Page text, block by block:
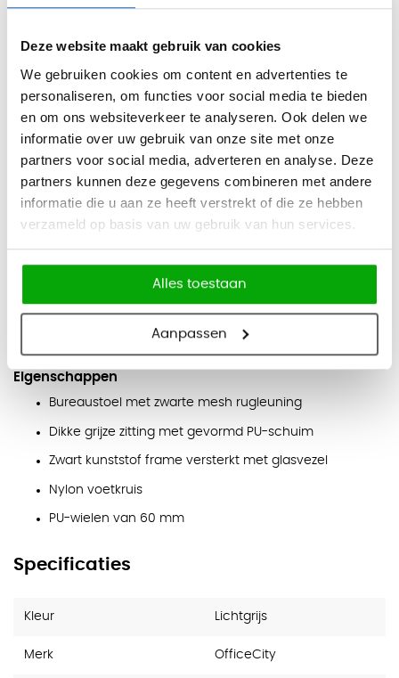
Deze website maakt gebruik van cookies
We gebruiken cookies om content en advertenties te
personaliseren, om functies voor social media te bieden
en om ons websiteverkeer te analyseren. Ook delen we
informatie over uw gebruik van onze site met onze
partners voor social media, adverteren en analyse. Deze
partners kunnen deze gegevens combineren met andere
informatie die u aan ze heeft verstrekt of die ze hebben
verzameld op basis van uw gebruik van hun services.
Alles toestaan
Aanpassen
worden ingesteld op de zithouding en beenlengte van de
opdek. De gevormde PU-schuimzitting, het
glasvezelversterkte kunststof frame en de nylon voet zorgen
voor een stevige basis voor dagelijks kantoorgebruik.
Functies
3-traps gewichtsregeling
Verstelbare zitdiepte met schuifzitting
Verstelbare lendensteun
In hoogte verstelbaar met gaslift
Eigenschappen
Bureaustoel met zwarte mesh rugleuning
Dikke grijze zitting met gevormd PU-schuim
Zwart kunststof frame versterkt met glasvezel
Nylon voetkruis
PU-wielen van 60 mm
Specificaties
Kleur Lichtgrijs
Merk OfficeCity